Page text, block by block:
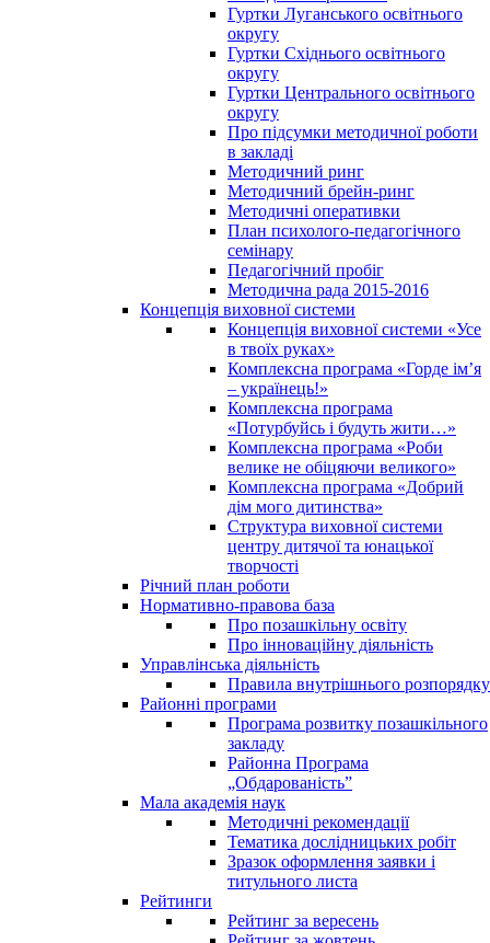
Гуртки Луганського освітнього
округу
Гуртки Східнього освітнього
округу
Гуртки Центрального освітнього
округу
Про підсумки методичної роботи
в закладі
Методичний ринг
Методичний брейн-ринг
Методичні оперативки
План психолого-педагогічного
семінару
Педагогічний пробіг
Методична рада 2015-2016
Концепція виховної системи
Концепція виховної системи «Усе
в твоїх руках»
Комплексна програма «Горде ім’я
– українець!»
Комплексна програма
«Потурбуйсь і будуть жити…»
Комплексна програма «Роби
велике не обіцяючи великого»
Комплексна програма «Добрий
дім мого дитинства»
Структура виховної системи
центру дитячої та юнацької
творчості
Річний план роботи
Нормативно-правова база
Про позашкільну освіту
Про інноваційну діяльність
Управлінська діяльність
Правила внутрішнього розпорядку
Районні програми
Програма розвитку позашкільного
закладу
Районна Програма
„Обдарованість”
Мала академія наук
Методичні рекомендації
Тематика дослідницьких робіт
Зразок оформлення заявки і
титульного листа
Рейтинги
Рейтинг за вересень